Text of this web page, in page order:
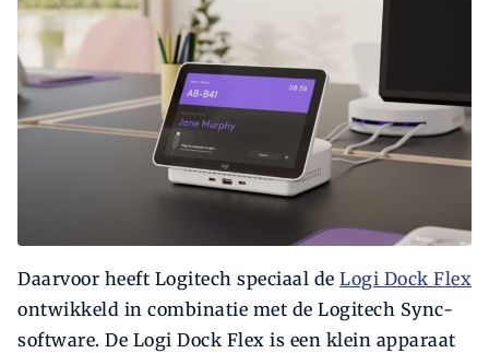
Daarvoor heeft Logitech speciaal de Logi Dock Flex
ontwikkeld in combinatie met de Logitech Sync-
software. De Logi Dock Flex is een klein apparaat